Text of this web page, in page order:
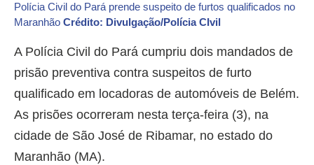
Polícia Civil do Pará prende suspeito de furtos qualificados no
Maranhão Crédito: Divulgação/Polícia CIvil
A Polícia Civil do Pará cumpriu dois mandados de
prisão preventiva contra suspeitos de furto
qualificado em locadoras de automóveis de Belém.
As prisões ocorreram nesta terça-feira (3), na
cidade de São José de Ribamar, no estado do
Maranhão (MA).